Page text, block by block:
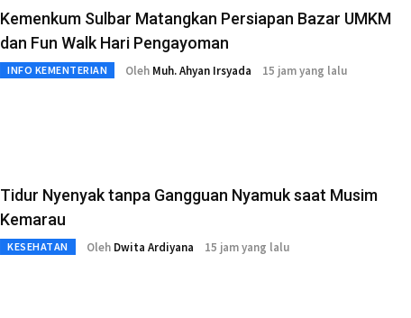
Kemenkum Sulbar Matangkan Persiapan Bazar UMKM
dan Fun Walk Hari Pengayoman
INFO KEMENTERIAN Oleh Muh. Ahyan Irsyada 15 jam yang lalu
Tidur Nyenyak tanpa Gangguan Nyamuk saat Musim
Kemarau
KESEHATAN Oleh Dwita Ardiyana 15 jam yang lalu